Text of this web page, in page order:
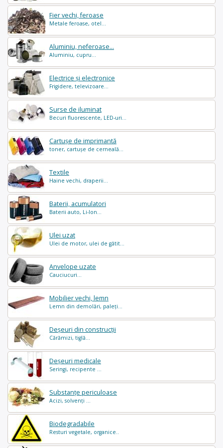
Fier vechi, feroase
Metale feroase, otel...
Aluminiu, neferoase...
Aluminiu, cupru...
Electrice și electronice
Frigidere, televizoare...
Surse de iluminat
Becuri fluorescente, LED-uri...
Cartușe de imprimantă
toner, cartușe de cerneală...
Textile
Haine vechi, draperii...
Baterii, acumulatori
Baterii auto, Li-Ion...
Ulei uzat
Ulei de motor, ulei de gătit...
Anvelope uzate
Cauciucuri...
Mobilier vechi, lemn
Lemn din demolări, paleți...
Deșeuri din construcții
Cărămizi, tiglă...
Deșeuri medicale
Seringi, recipente ...
Substanțe periculoase
Acizi, solvenți ...
Biodegradabile
Resturi vegetale, organice..